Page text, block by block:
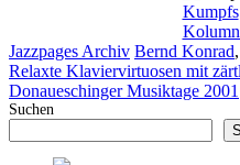
Kumpfs
Kategorien
Jazzpages Archiv Schlagwörter
Bernd Konrad,
Relaxte Klaviervirtuosen mit
Donaueschinger Musiktage 2001
Suchen